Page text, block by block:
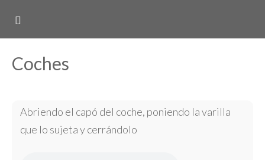
Coches
Abriendo el capó del coche, poniendo la varilla
que lo sujeta y cerrándolo